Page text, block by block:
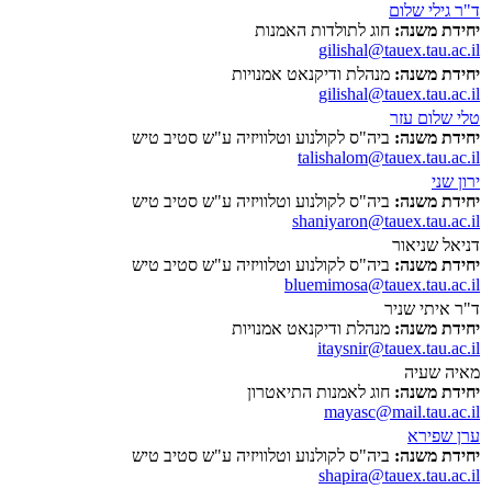
ד"ר גילי שלום
יחידת משנה: חוג לתולדות האמנות
gilishal@tauex.tau.ac.il
יחידת משנה: מנהלת ודיקנאט אמנויות
gilishal@tauex.tau.ac.il
טלי שלום עזר
יחידת משנה: ביה"ס לקולנוע וטלוויזיה ע"ש סטיב טיש
talishalom@tauex.tau.ac.il
ירון שני
יחידת משנה: ביה"ס לקולנוע וטלוויזיה ע"ש סטיב טיש
shaniyaron@tauex.tau.ac.il
דניאל שניאור
יחידת משנה: ביה"ס לקולנוע וטלוויזיה ע"ש סטיב טיש
bluemimosa@tauex.tau.ac.il
ד"ר איתי שניר
יחידת משנה: מנהלת ודיקנאט אמנויות
itaysnir@tauex.tau.ac.il
מאיה שעיה
יחידת משנה: חוג לאמנות התיאטרון
mayasc@mail.tau.ac.il
ערן שפירא
יחידת משנה: ביה"ס לקולנוע וטלוויזיה ע"ש סטיב טיש
shapira@tauex.tau.ac.il